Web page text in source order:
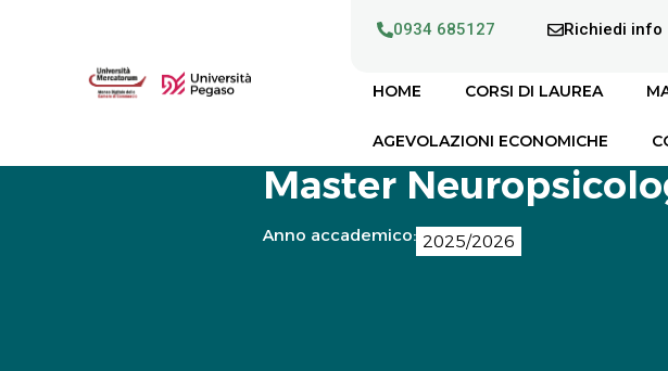
0934 685127 Richiedi info
HOME CORSI DI LAUREA
AGEVOLAZIONI ECONOMICHE
Master
Anno accademico: 2025/2026